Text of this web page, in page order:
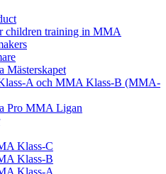
children training in MMA
Mästerskapet
A och MMA Klass-B (MMA-
Pro MMA Ligan
Klass-C
Klass-B
Klass-A